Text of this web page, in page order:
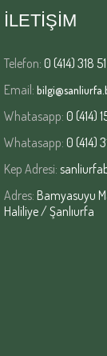
İLETİŞİM
Telefon: 0 (414) 318
Email:
Whatasapp: 0 (414)
Whatasapp: 0 (414)
Kep Adresi:
Adres: Bamyasuyu
Haliliye / Şanlıurfa